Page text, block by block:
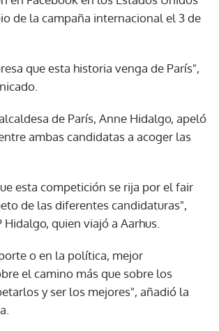
de la campaña internacional el 3 de
que esta historia venga de París",
de París, Anne Hidalgo, apeló
ambas candidatas a acoger las
esta competición se rija por el fair
de las diferentes candidaturas",
Hidalgo, quien viajó a Aarhus.
o en la política, mejor
el camino más que sobre los
y ser los mejores", añadió la